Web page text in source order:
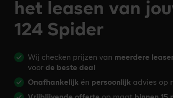
het leasen van
124 Spider
Wij checken prijzen van meerdere
voor de beste deal
Onafhankelijk én persoonlijk advies op